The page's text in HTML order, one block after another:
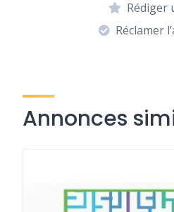
Rédiger
Réclamer
Annonces